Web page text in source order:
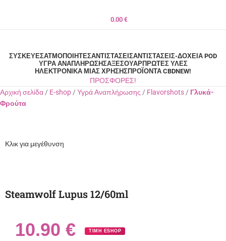
0.00€
ΣΥΣΚΕΥΈΣΑΤΜΟΠΟΙΗΤΈΣΑΝΤΙΣΤΆΣΕΙΣΑΝΤΙΣΤΆΣΕΙΣ-ΔΟΧΕΊΑ POD
ΥΓΡΆ ΑΝΑΠΛΉΡΩΣΗΣΑΞΕΣΟΥΆΡΠΡΏΤΕΣ ΎΛΕΣ
ΗΛΕΚΤΡΟΝΙΚΆ ΜΙΑΣ ΧΡΉΣΗΣΠΡΟΪΌΝΤΑ CBDNEW!
ΠΡΟΣΦΟΡΕΣ!
Αρχική σελίδα
E-shop Υγρά Αναπλήρωσης Flavorshots
Γλυκά-
Φρούτα
Κλικ για μεγέθυνση
Steamwolf Lupus 12/60ml
10.90 € ΤΙΜΗ ESHOP